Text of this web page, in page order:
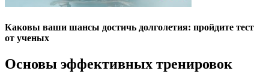
Каковы ваши шансы достичь долголетия: пройдите тест
от ученых
Основы эффективных тренировок